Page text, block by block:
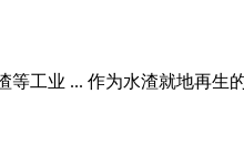
工业 ... 作为水渣就地再